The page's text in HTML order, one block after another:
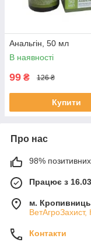
Анальгін, 50 мл
В наявності
99 ₴ 126 ₴
Купити
Про нас
98% позитивних
Працює з
м.
ВетАгроЗахист,
Контакти